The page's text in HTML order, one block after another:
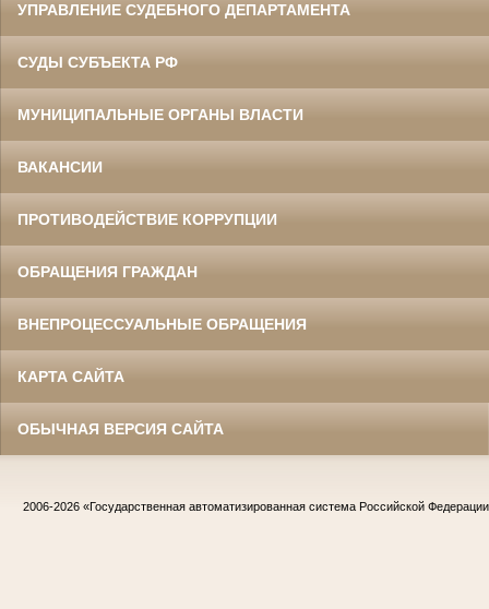
УПРАВЛЕНИЕ СУДЕБНОГО ДЕПАРТАМЕНТА
СУДЫ СУБЪЕКТА РФ
МУНИЦИПАЛЬНЫЕ ОРГАНЫ ВЛАСТИ
ВАКАНСИИ
ПРОТИВОДЕЙСТВИЕ КОРРУПЦИИ
ОБРАЩЕНИЯ ГРАЖДАН
ВНЕПРОЦЕССУАЛЬНЫЕ ОБРАЩЕНИЯ
КАРТА САЙТА
ОБЫЧНАЯ ВЕРСИЯ САЙТА
2006-2026 «Государственная автоматизированная система Российской